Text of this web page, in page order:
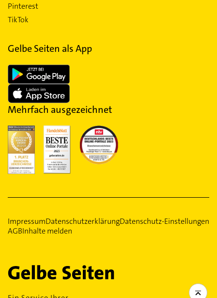
Pinterest
TikTok
Gelbe Seiten als App
Mehrfach ausgezeichnet
ImpressumDatenschutzerklärungDatenschutz-Einstellungen
AGBInhalte melden